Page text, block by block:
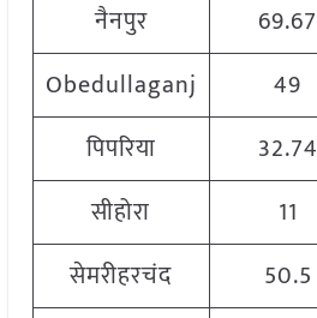
नैनपुर
69.67
Obedullaganj
49
पिपरिया
32.74
सीहोरा
11
सेमरीहरचंद
50.5